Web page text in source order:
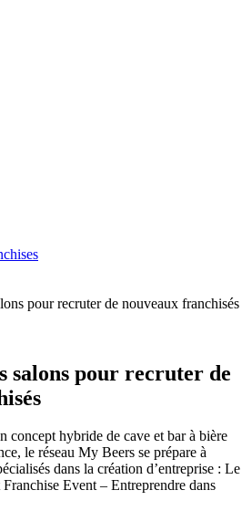
pour recruter de nouveaux franchisés
salons pour recruter de
concept hybride de cave et bar à bière
le réseau My Beers se prépare à
dans la création d’entreprise : Le
Event – Entreprendre dans